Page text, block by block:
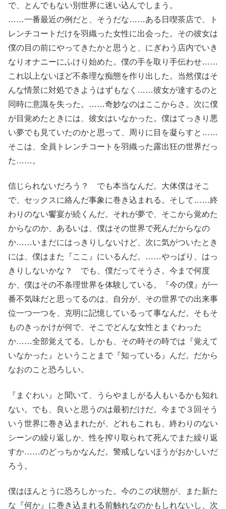
で、とんでもない別世界に迷い込んでしまう。
……一番最近の例だと、そうだな……ある日喫茶店で、ト
レンチコートだけを羽織った女性に出会った。その彼女は
僕の目の前にやってきたかと思うと、にぎわう店内でいき
なりオナニーにふけり始めた。僕の手を取り手伝わせ……
これ以上ないほど不条理な痴態を作り出した。当然僕はそ
んな情景に対処できようはずもなく……彼女が達するのと
同時に意識を失った。……奇妙なのはここからさ。次に僕
が目覚めたときには、彼女はいなかった。僕はてっきり悪
い夢でも見ていたのかと思って、周りに目を凝らすと……
そこは、全員トレンチコートを羽織った露出狂の世界だっ
た……。
信じられないだろう？ でも本当なんだ。大体僕はそこ
で、セックスに絡んだ事象に巻き込まれる。そして……終
わりのない饗宴が続くんだ。それが夢で、そこから覚めた
からなのか、あるいは、僕はその世界で死んだからなの
か……いまだにはっきりしないけど、次に気がついたとき
には、僕はまた『ここ』にいるんだ。……やっぱり、はっ
きりしないかな？ でも、僕だってそうさ。今まで何度
か、僕はその不条理世界を体験している。『今の僕』が一
番不気味だと思ってるのは、自分が、その世界での出来事
位一つ一つを、克明に記憶しているって事なんだ。そもそ
ものきっかけが何で、そこでどんな女性とまぐわった
か……全部覚えてる。しかも、その時その時では『覚えて
いなかった』ということまで『知っている』んだ。だから
なおのこと恐ろしい。
『まぐわい』と聞いて、うらやましがる人もいるかも知れ
ない。でも、良いと思うのは最初だけだ。今まで３回そう
いう世界に巻き込まれたが、どれもこれも、終わりのない
シーンの繰り返しか、性を搾り取られて死んでまた繰り返
すか……のどっちかなんだ。警戒しないほうがおかしいだ
ろう。
僕はほんとうに恐ろしかった。今のこの状態が、また新た
な『何か』に巻き込まれる前触れなのかもしれないし、次